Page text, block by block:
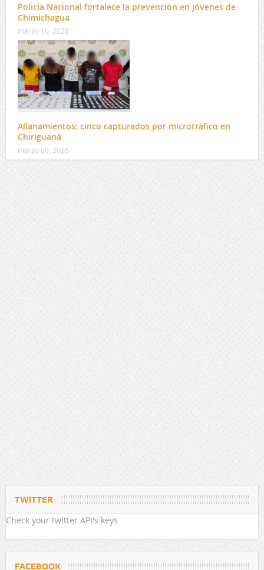
Policía Nacional fortalece la prevención en jóvenes de
Chimichagua
marzo 10, 2026
Allanamientos: cinco capturados por microtráfico en
Chiriguaná
marzo 09, 2026
TWITTER
Check your twitter API's keys
FACEBOOK